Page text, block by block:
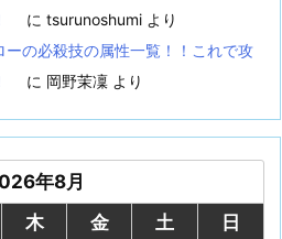
に tsurunoshumi より
ーの必殺技の属性一覧！！これで攻
に 岡野茉凜 より
年8月
木 金 土 日